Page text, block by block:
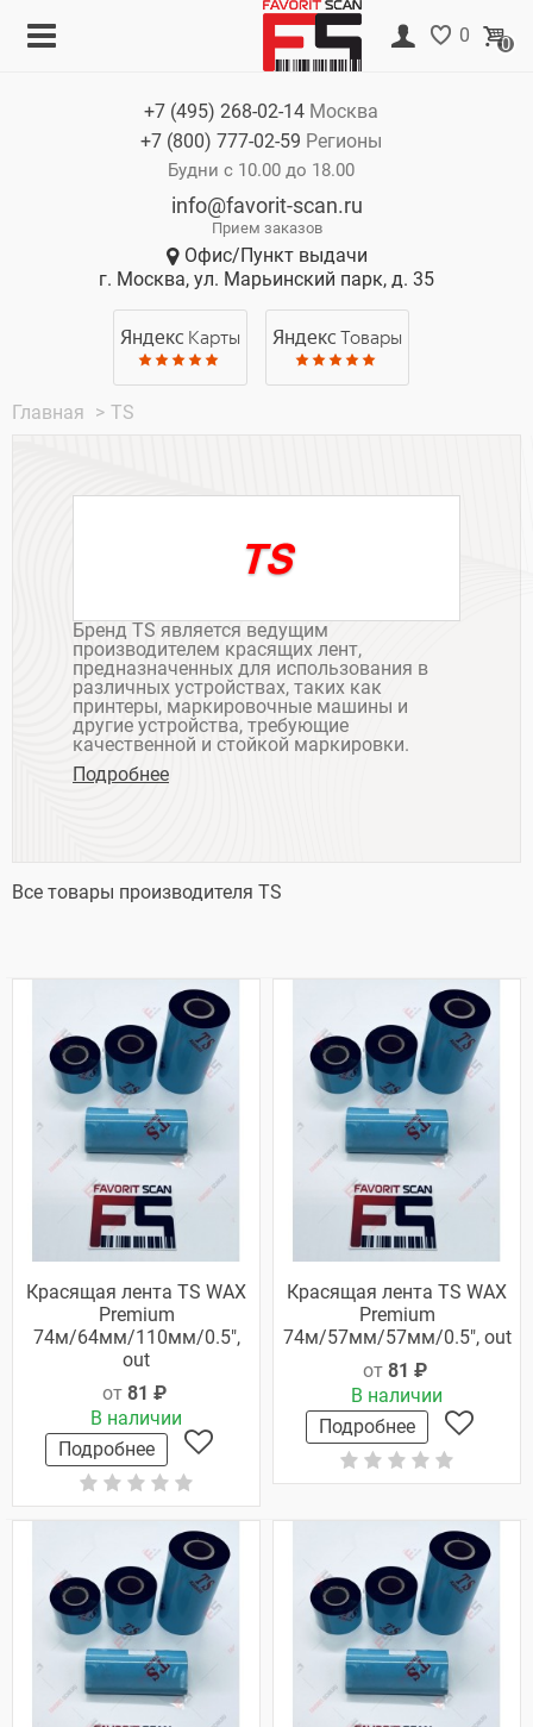
0 0
+7 (495) 268-02-14 Москва
+7 (800) 777-02-59 Регионы
Будни с 10.00 до 18.00
info@favorit-scan.ru
Прием заказов
Офис/Пункт выдачи
г. Москва, ул. Марьинский парк, д. 35
Яндекс Карты Яндекс Товары
Главная > TS
Бренд TS является ведущим
производителем красящих лент,
предназначенных для использования в
различных устройствах, таких как
принтеры, маркировочные машины и
другие устройства, требующие
качественной и стойкой маркировки.
Подробнее
Все товары производителя TS
Красящая лента TS WAX
Premium
74м/64мм/110мм/0.5",
out
от 81 ₽
В наличии
Подробнее
Красящая лента TS WAX
Premium
74м/57мм/57мм/0.5", out
от 81 ₽
В наличии
Подробнее
Корзина
Нет товаров